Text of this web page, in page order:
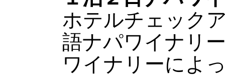
ホテルチェック
語ナパワイナリ
ワイナリーによ